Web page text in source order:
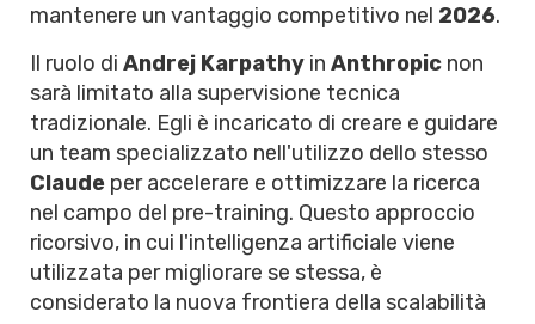
mantenere un vantaggio competitivo nel 2026.
Il ruolo di Andrej Karpathy in Anthropic non
sarà limitato alla supervisione tecnica
tradizionale. Egli è incaricato di creare e guidare
un team specializzato nell'utilizzo dello stesso
Claude per accelerare e ottimizzare la ricerca
nel campo del pre-training. Questo approccio
ricorsivo, in cui l'intelligenza artificiale viene
utilizzata per migliorare se stessa, è
considerato la nuova frontiera della scalabilità